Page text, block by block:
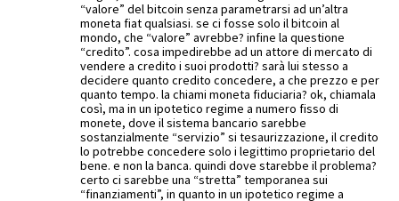
“valore” del bitcoin senza parametrarsi ad un’altra
moneta fiat qualsiasi. se ci fosse solo il bitcoin al
mondo, che “valore” avrebbe? infine la questione
“credito”. cosa impedirebbe ad un attore di mercato di
vendere a credito i suoi prodotti? sarà lui stesso a
decidere quanto credito concedere, a che prezzo e per
quanto tempo. la chiami moneta fiduciaria? ok, chiamala
così, ma in un ipotetico regime a numero fisso di
monete, dove il sistema bancario sarebbe
sostanzialmente “servizio” si tesaurizzazione, il credito
lo potrebbe concedere solo i legittimo proprietario del
bene. e non la banca. quindi dove starebbe il problema?
certo ci sarebbe una “stretta” temporanea sui
“finanziamenti”, in quanto in un ipotetico regime a